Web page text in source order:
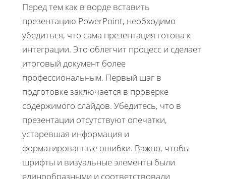
Перед тем как в ворде вставить
презентацию PowerPoint, необходимо
убедиться, что сама презентация готова к
интеграции. Это облегчит процесс и сделает
итоговый документ более
профессиональным. Первый шаг в
подготовке заключается в проверке
содержимого слайдов. Убедитесь, что в
презентации отсутствуют опечатки,
устаревшая информация и
форматированные ошибки. Важно, чтобы
шрифты и визуальные элементы были
единообразными и соответствовали